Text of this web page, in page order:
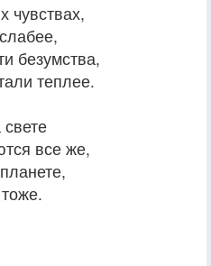
чувствах,
безумства,
теплее.
все же,